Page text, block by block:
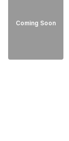
Coming Soon